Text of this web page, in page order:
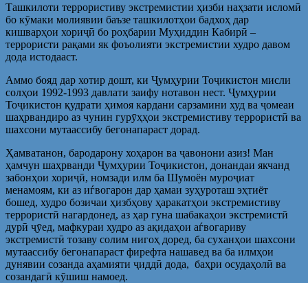
Ташкилоти террористиву экстремистии ҳизби наҳзати исломӣ
бо кӯмаки молиявии баъзе ташкилотҳои бадхоҳ дар
кишварҳои хориҷӣ бо роҳбарии Муҳиддин Кабирӣ –
террористи рақами як фоъолияти экстремистии худро давом
дода истодааст.
Аммо бояд дар хотир дошт, ки Ҷумҳурии Тоҷикистон мисли
солҳои 1992-1993 давлати заифу нотавон нест. Ҷумҳурии
Тоҷикистон қудрати ҳимоя кардани сарзамини худ ва ҷомеаи
шаҳрвандиро аз чунин гурӯҳҳои экстремистиву террористӣ ва
шахсони мутаассибу бегонапараст дорад.
Ҳамватанон, бародарону хоҳарон ва ҷавонони азиз! Ман
ҳамчун шаҳрванди Ҷумҳурии Тоҷикистон, донандаи якчанд
забонҳои хориҷӣ, номзади илм ба Шумоён муроҷиат
менамоям, ки аз иѓвогарон дар ҳамаи зуҳуроташ эҳтиёт
бошед, худро бозичаи ҳизбҳову ҳаракатҳои экстремистиву
террористӣ нагардонед, аз ҳар гуна шабакаҳои экстремистӣ
дурӣ ҷӯед, мафкураи худро аз ақидаҳои аѓвогариву
экстремистӣ тозаву солим нигоҳ доред, ба суханҳои шахсони
мутаассибу бегонапараст фирефта нашавед ва ба илмҳои
дунявии созанда аҳамияти ҷиддӣ дода, баҳри осудаҳолӣ ва
созандагӣ кӯшиш намоед.